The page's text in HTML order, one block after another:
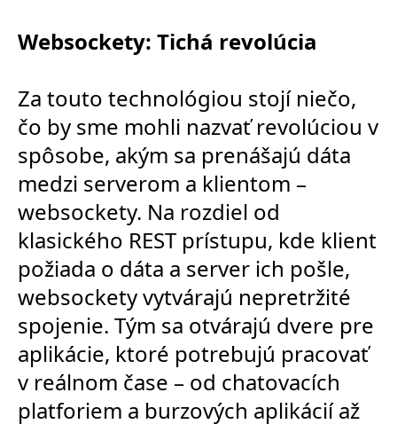
Websockety: Tichá revolúcia
Za touto technológiou stojí niečo,
čo by sme mohli nazvať revolúciou v
spôsobe, akým sa prenášajú dáta
medzi serverom a klientom –
websockety. Na rozdiel od
klasického REST prístupu, kde klient
požiada o dáta a server ich pošle,
websockety vytvárajú nepretržité
spojenie. Tým sa otvárajú dvere pre
aplikácie, ktoré potrebujú pracovať
v reálnom čase – od chatovacích
platforiem a burzových aplikácií až